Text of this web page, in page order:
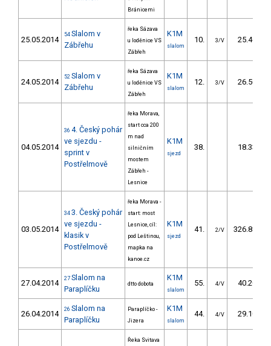
Bránicemi
25.05.2014
54 Slalom v
Zábřehu
řeka Sázava
u loděnice VS
Zábřeh
K1M
slalom
10. 3/V 25.40
24.05.2014
52 Slalom v
Zábřehu
řeka Sázava
u loděnice VS
Zábřeh
K1M
slalom
12. 3/V 26.50
04.05.2014
36 4. Český pohár
ve sjezdu -
sprint v
Postřelmově
řeka Morava,
start cca 200
m nad
silničním
mostem
Zábřeh -
Lesnice
K1M
sjezd
38. 18.33
03.05.2014
34 3. Český pohár
ve sjezdu -
klasik v
Postřelmově
řeka Morava -
start: most
Lesnice, cíl:
pod Leštinou,
mapka na
kanoe.cz
K1M
sjezd
41. 2/V 326.88
27.04.2014 27 Slalom na
Paraplíčku
dtto dobota
K1M
slalom
55. 4/V 40.20
26.04.2014 26 Slalom na
Paraplíčku
Paraplíčko -
Jizera
K1M
slalom
44. 4/V 29.10
Řeka Svitava